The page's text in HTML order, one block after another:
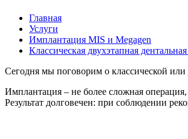
Главная
Услуги
Имплантация MIS и Megagen
Классическая двухэтапная
Сегодня мы поговорим о классической
Имплантация – не более сложная
Результат долговечен: при соблюдении